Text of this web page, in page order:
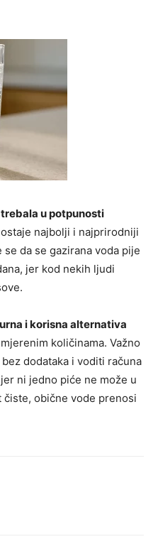
u potpunosti
najbolji i najprirodniji
da se gazirana voda pije
jer kod nekih ljudi
i korisna alternativa
količinama. Važno
bez dodataka i voditi računa
ni jedno piće ne može u
obične vode prenosi